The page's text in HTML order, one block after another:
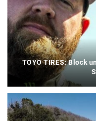
TOYO TIRES: Block